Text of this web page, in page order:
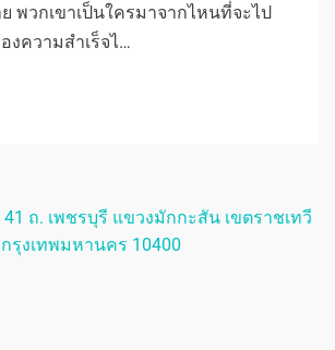
พวกเขาเป็นใครมาจากไหนที่จะไป
งความสำเร็จไ…
41 ถ. เพชรบุรี แขวงมักกะสัน เขตราชเทวี
กรุงเทพมหานคร 10400